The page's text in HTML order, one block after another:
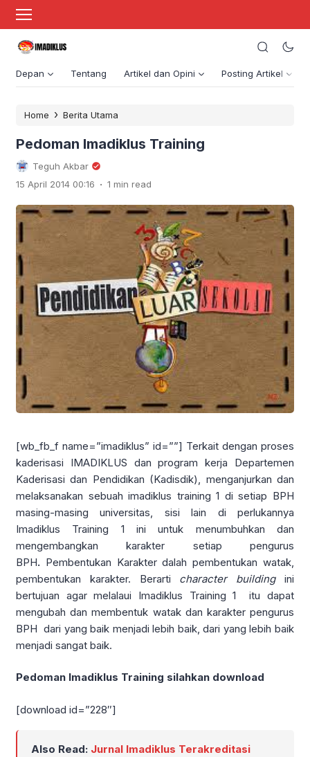
Depan Tentang Artikel dan Opini Posting Artikel
Home › Berita Utama
Pedoman Imadiklus Training
Teguh Akbar
15 April 2014 00:16 . 1 min read
[wb_fb_f name=”imadiklus” id=””] Terkait dengan proses
kaderisasi IMADIKLUS dan program kerja Departemen
Kaderisasi dan Pendidikan (Kadisdik), menganjurkan dan
melaksanakan sebuah imadiklus training 1 di setiap BPH
masing-masing universitas, sisi lain di perlukannya
Imadiklus Training 1 ini untuk menumbuhkan dan
mengembangkan karakter setiap pengurus
BPH. Pembentukan Karakter dalah pembentukan watak,
pembentukan karakter. Berarti character buildingini
bertujuan agar melalaui Imadiklus Training 1 itu dapat
mengubah dan membentuk watak dan karakter pengurus
BPH dari yang baik menjadi lebih baik, dari yang lebih baik
menjadi sangat baik.
Pedoman Imadiklus Training silahkan download
[download id=”228″]
Also Read: Jurnal Imadiklus Terakreditasi